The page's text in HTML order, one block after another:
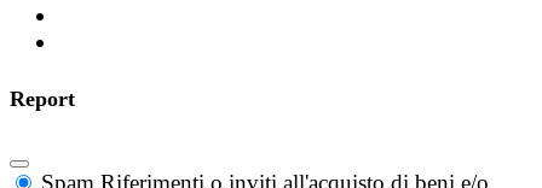
Report
Spam Riferimenti o inviti all'acquisto di beni e/o